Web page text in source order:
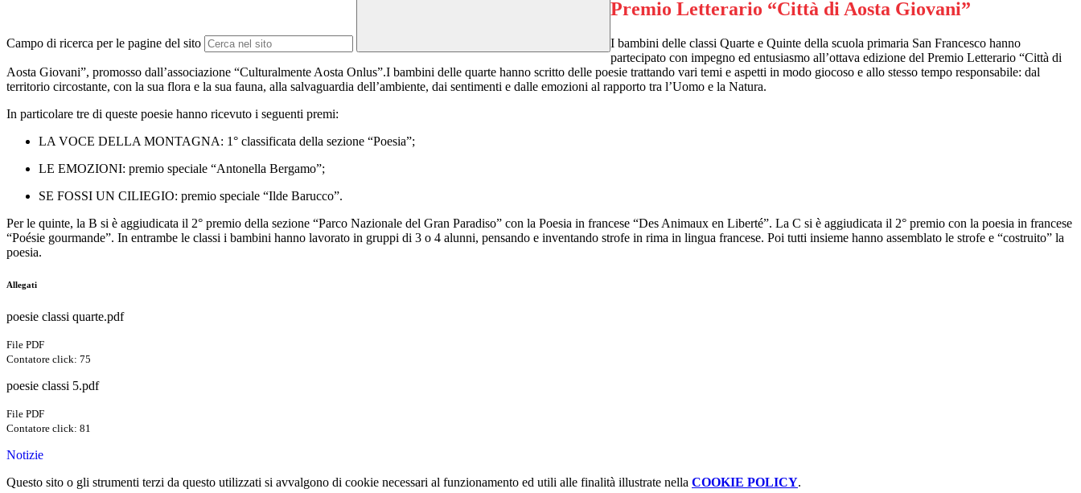
Campo di ricerca per le pagine del sito
Premio Letterario “Città di Aosta Giovani”
I bambini delle classi Quarte e Quinte della scuola primaria San Francesco hanno
partecipato con impegno ed entusiasmo all’ottava edizione del Premio Letterario “Città di
Aosta Giovani”, promosso dall’associazione “Culturalmente Aosta Onlus”.I bambini delle quarte hanno scritto delle poesie trattando vari temi e aspetti in modo giocoso e allo stesso tempo responsabile: dal
territorio circostante, con la sua flora e la sua fauna, alla salvaguardia dell’ambiente, dai sentimenti e dalle emozioni al rapporto tra l’Uomo e la Natura.
In particolare tre di queste poesie hanno ricevuto i seguenti premi:
LA VOCE DELLA MONTAGNA: 1° classificata della sezione “Poesia”;
LE EMOZIONI: premio speciale “Antonella Bergamo”;
SE FOSSI UN CILIEGIO: premio speciale “Ilde Barucco”.
Per le quinte, la B si è aggiudicata il 2° premio della sezione “Parco Nazionale del Gran Paradiso” con la Poesia in francese “Des Animaux en Liberté”. La C si è aggiudicata il 2° premio con la poesia in francese
“Poésie gourmande”. In entrambe le classi i bambini hanno lavorato in gruppi di 3 o 4 alunni, pensando e inventando strofe in rima in lingua francese. Poi tutti insieme hanno assemblato le strofe e “costruito” la
poesia.
Allegati
poesie classi quarte.pdf
File PDF
Contatore click: 75
poesie classi 5.pdf
File PDF
Contatore click: 81
Notizie
Questo sito o gli strumenti terzi da questo utilizzati si avvalgono di cookie necessari al funzionamento ed utili alle finalità illustrate nella COOKIE POLICY.